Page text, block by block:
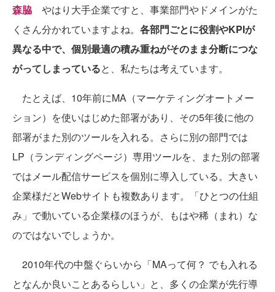
森脇 やはり大手企業ですと、事業部門やドメインがた
くさん分かれていますよね。 各部門ごとに役割やKPIが
異なる中で、個別最適の積み重ねがそのまま分断につな
がってしまっていると、私たちは考えています。
たとえば、10年前にMA（マーケティングオートメー
ション）を使いはじめた部署があり、その5年後に他の
部署がまた別のツールを入れる。さらに別の部門では
LP（ランディングページ）専用ツールを、また別の部署
ではメール配信サービスを個別に導入している。大きい
企業様だとWebサイトも複数あります。「ひとつの仕組
み」で動いている企業様のほうが、もはや稀（まれ）な
のではないでしょうか。
2010年代の中盤ぐらいから「MAって何？ でも入れる
となんか良いことあるらしい」と、多くの企業が先行導